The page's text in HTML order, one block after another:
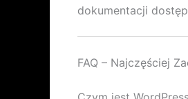
dokumentacji
FAQ – Najczęściej